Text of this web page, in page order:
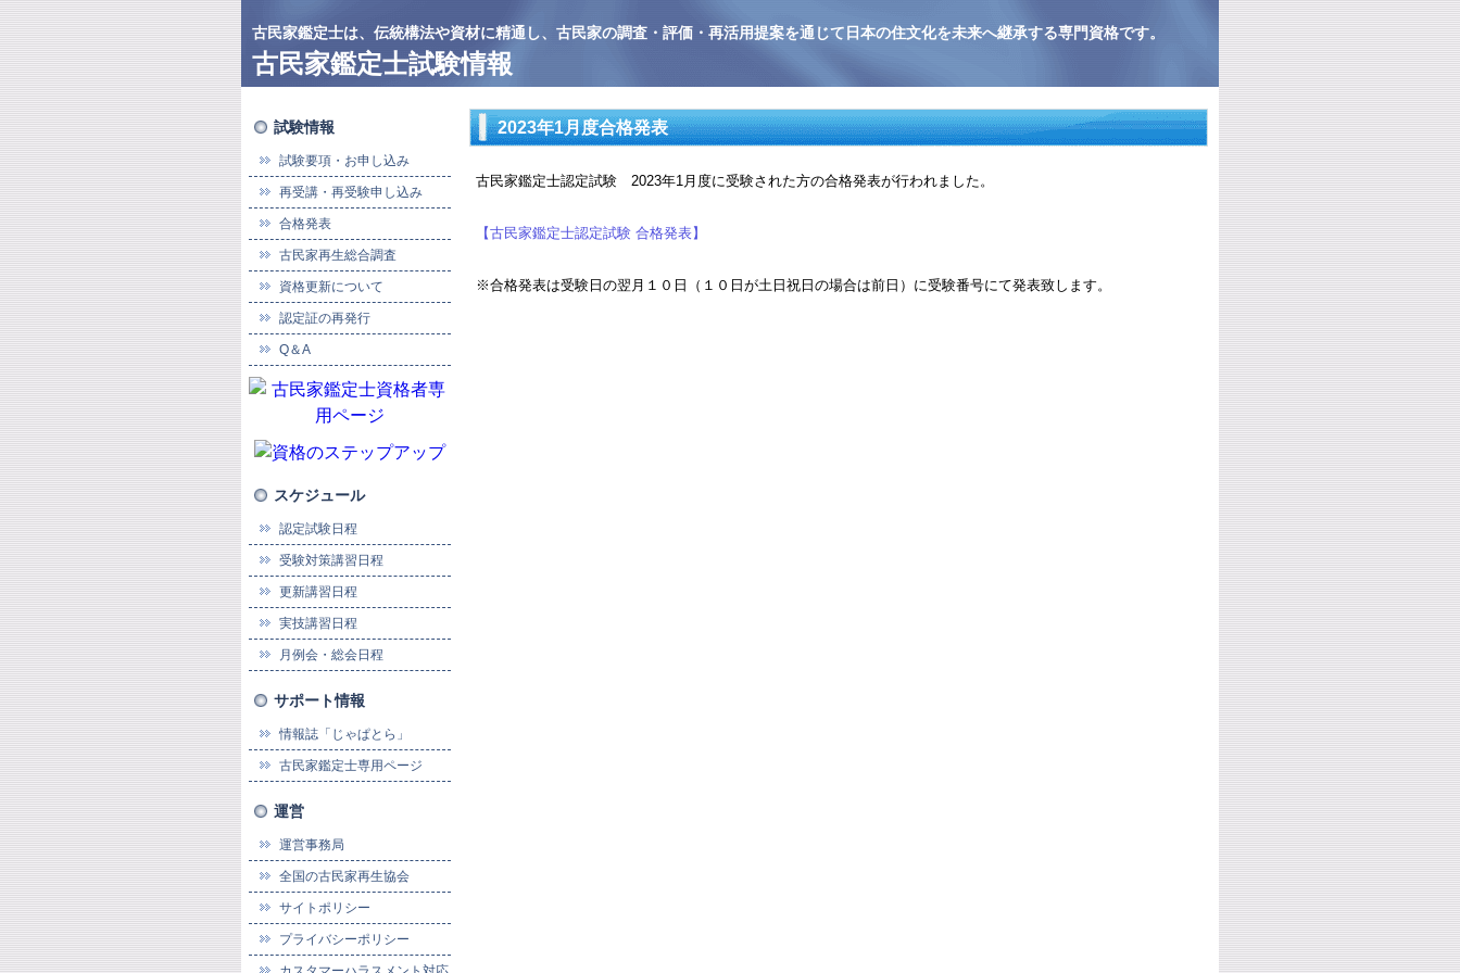
古民家鑑定士は、伝統構法や資材に精通し、古民家の調査・評価・再活用提案を通じて日本の住文化を未来へ継承する専門資格です。
古民家鑑定士試験情報
試験情報
試験要項・お申し込み
再受講・再受験申し込み
合格発表
古民家再生総合調査
資格更新について
認定証の再発行
Q＆A
スケジュール
認定試験日程
受験対策講習日程
更新講習日程
実技講習日程
月例会・総会日程
サポート情報
情報誌「じゃぱとら」
古民家鑑定士専用ページ
運営
運営事務局
全国の古民家再生協会
サイトポリシー
プライバシーポリシー
2023年1月度合格発表
古民家鑑定士認定試験 2023年1月度に受験された方の合格発表が行われました。
【古民家鑑定士認定試験 合格発表】
※合格発表は受験日の翌月１０日（１０日が土日祝日の場合は前日）に受験番号にて発表致します。